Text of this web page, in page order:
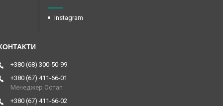
Instagram
+380 (68) 300-50-99
+380 (67) 411-66-01
Менеджер Остап
+380 (67) 411-66-02